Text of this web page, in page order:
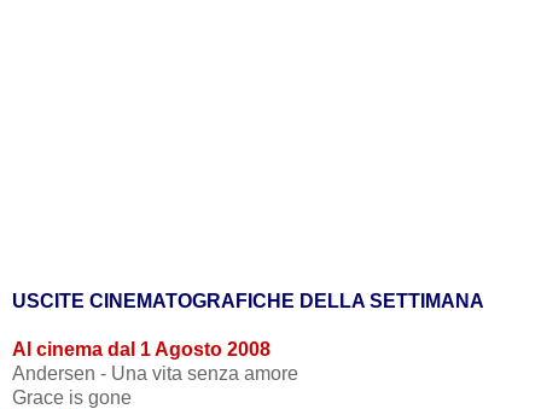
USCITE CINEMATOGRAFICHE DELLA SETTIMANA
Al cinema dal 1 Agosto 2008
Andersen - Una vita senza amore
Grace is gone